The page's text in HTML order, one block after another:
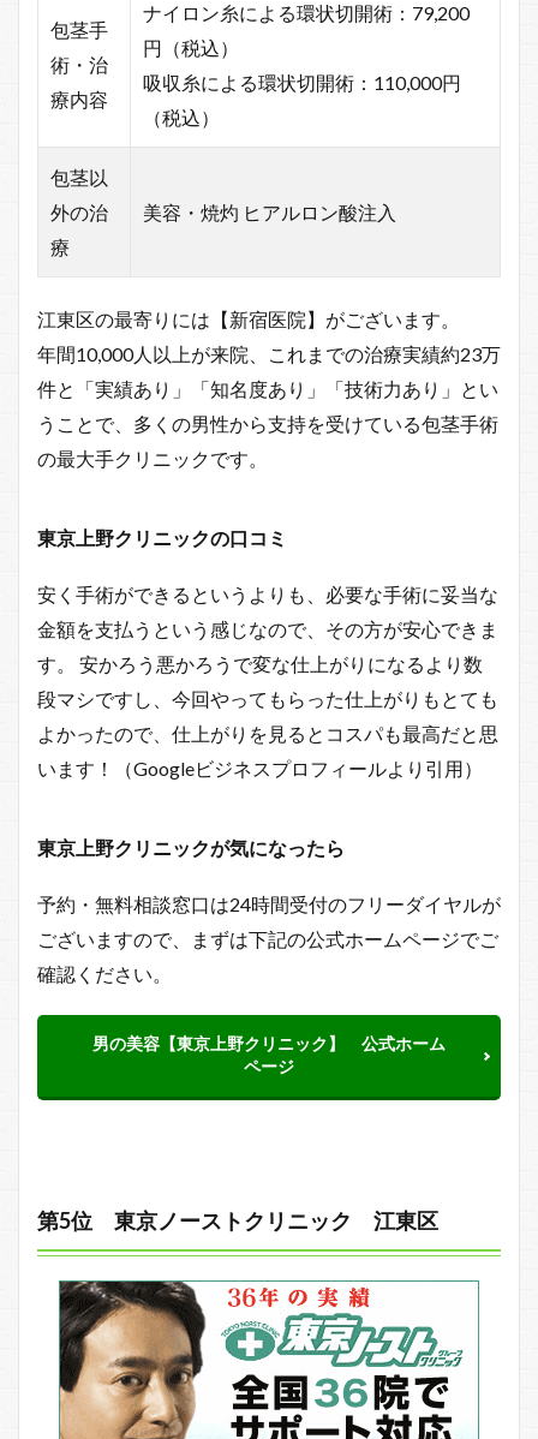
包茎手
術・治
療内容
ナイロン糸による環状切開術：79,200
円（税込）
吸収糸による環状切開術：110,000円
（税込）
包茎以
外の治
療
美容・焼灼 ヒアルロン酸注入
江東区の最寄りには【新宿医院】がございます。
年間10,000人以上が来院、これまでの治療実績約23万
件と「実績あり」「知名度あり」「技術力あり」とい
うことで、多くの男性から支持を受けている包茎手術
の最大手クリニックです。
東京上野クリニックの口コミ
安く手術ができるというよりも、必要な手術に妥当な
金額を支払うという感じなので、その方が安心できま
す。 安かろう悪かろうで変な仕上がりになるより数
段マシですし、今回やってもらった仕上がりもとても
よかったので、仕上がりを見るとコスパも最高だと思
います！（Googleビジネスプロフィールより引用）
東京上野クリニックが気になったら
予約・無料相談窓口は24時間受付のフリーダイヤルが
ございますので、まずは下記の公式ホームページでご
確認ください。
男の美容【東京上野クリニック】 公式ホーム
ページ
第5位 東京ノーストクリニック 江東区